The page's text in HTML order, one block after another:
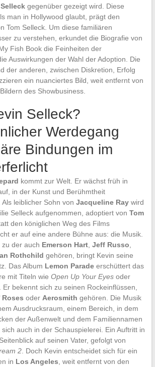
gegenüber gezeigt wird. Diese
man in Hollywood glaubt, prägt den
Tom Selleck. Um diese familiären
zu verstehen, erkundet die Biografie von
Fish Book die Feinheiten der
Auswirkungen der Wahl der Adoption. Die
der anderen, zwischen Diskretion, Erfolg
ein nuanciertes Bild, weit entfernt von
des Showbusiness.
Selleck?
Werdegang
Bindungen im
kommt zur Welt. Er wächst früh in
in der Kunst und Berühmtheit
leiblicher Sohn von Jacqueline Raywird
Selleck aufgenommen, adoptiert von Tom
den königlichen Weg des Films
er auf eine andere Bühne aus: die Musik.
zu der auch Emerson Hart, Jeff Russo
Rothchild gehören, bringt Kevin seine
Das Album Lemon Paradeerschüttert das
mit Titeln wie Open Up Your Eyesoder
Er bekennt sich zu seinen Rockeinflüssen,
Roses oder Aerosmith gehören. Die Musik
Ausdrucksraum, einem Bereich, in dem
der Außenwelt und dem Familiennamen
auch in der Schauspielerei. Ein Auftritt in
Seitenblick auf seinen Vater, gefolgt von
2. Doch Kevin entscheidet sich für ein
in Los Angeles , weit entfernt von den